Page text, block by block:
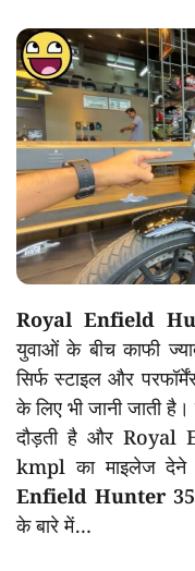
Royal Enfield
युवाओं के बीच काफी
सिर्फ स्टाइल और
के लिए भी जानी जाती
दौड़ती है और Royal
kmpl का माइलेज
Enfield Hunter 35
के बारे में…